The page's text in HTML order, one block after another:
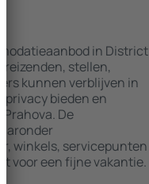
in District
stellen,
kunnen verblijven in
privacy bieden en
De
winkels, servicepunten
voor een fijne vakantie.